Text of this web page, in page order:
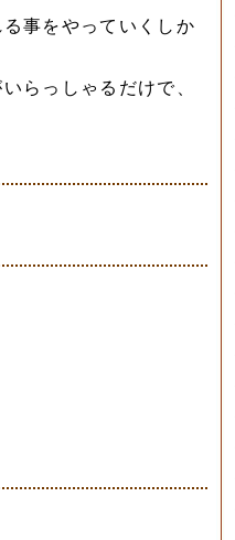
事をやっていくしか
らっしゃるだけで、